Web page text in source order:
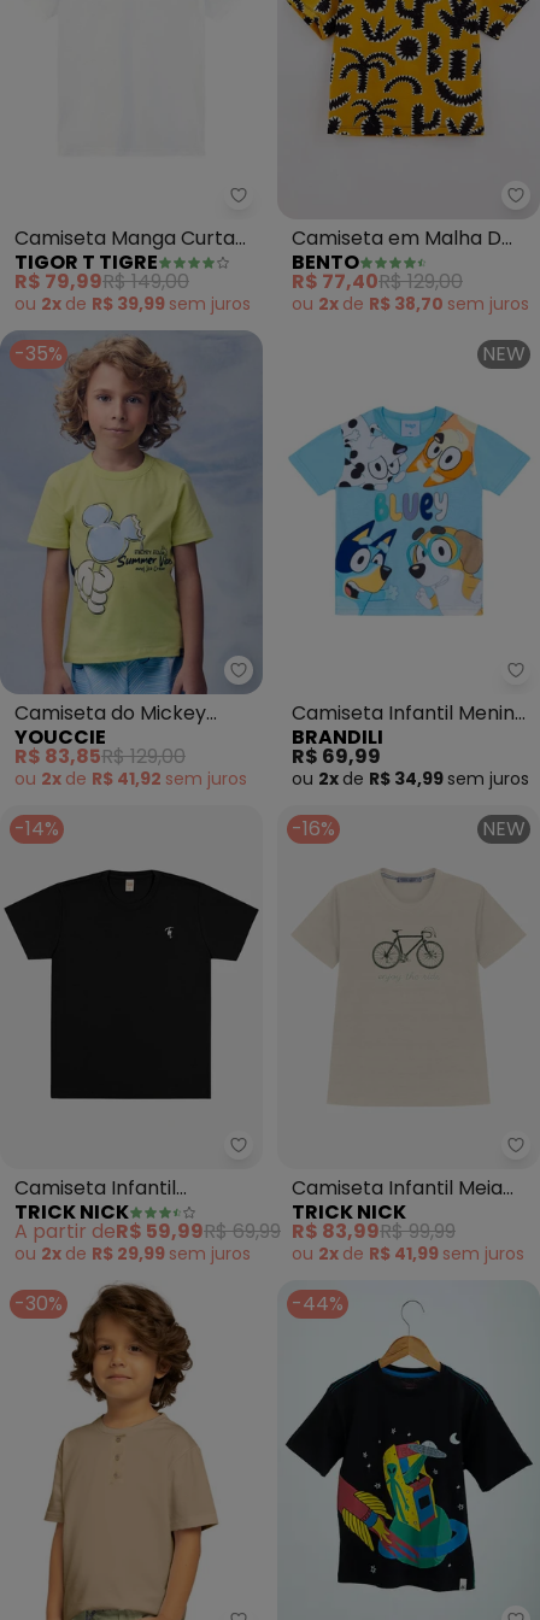
Tigor T Tigre - Camiseta
Camiseta Manga Curta
Infantil (Branco)
TIGOR T TIGRE
R$ 79,99R$ 149,00
ou 2x de R$ 39,99 sem juros
Camiseta em Malha D
Algodão Abacaxilo
(Amarelo)
BENTO
R$ 77,40R$ 129,00
ou 2x de R$ 38,70 sem juros
-35%
Youccie - Camiseta do Mickey
Camiseta do Mickey
Mouse (Verde)
YOUCCIE
R$ 83,85R$ 129,00
ou 2x de R$ 41,92 sem juros
NEW
Camiseta Infantil Menino
em Meia Malha (Azul)
BRANDILI
R$ 69,99
ou 2x de R$ 34,99 sem juros
-14%
Trick Nick - Camiseta Infantil
Camiseta Infantil
Masculina (Preto)
TRICK NICK
A partir deR$ 59,99R$ 69,99
ou 2x de R$ 29,99 sem juros
-16% NEW
Camiseta Infantil Meia
Malha Estampa (Bege)
TRICK NICK
R$ 83,99R$ 99,99
ou 2x de R$ 41,99 sem juros
-30% -44%